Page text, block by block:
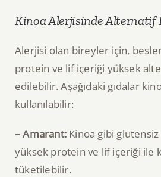
Kinoa Alerjisinde Alternatif
Alerjisi olan bireyler için,
protein ve lif içeriği yüksek
edilebilir. Aşağıdaki gıdalar
kullanılabilir:
– Amarant:Kinoa gibi
yüksek protein ve lif içeriği ile
tüketilebilir.